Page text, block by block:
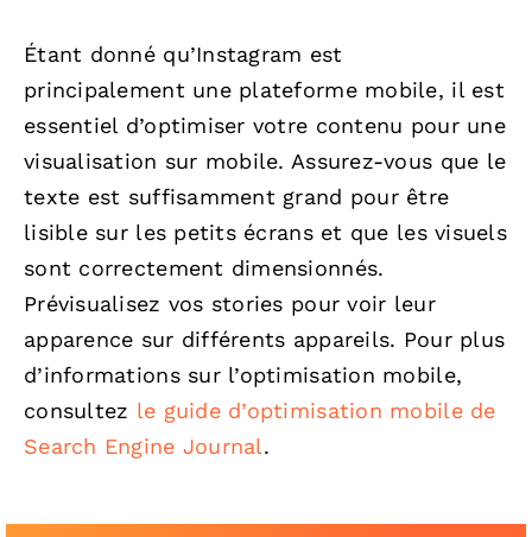
Étant donné qu’Instagram est
principalement une plateforme mobile, il est
essentiel d’optimiser votre contenu pour une
visualisation sur mobile. Assurez-vous que le
texte est suffisamment grand pour être
lisible sur les petits écrans et que les visuels
sont correctement dimensionnés.
Prévisualisez vos stories pour voir leur
apparence sur différents appareils. Pour plus
d’informations sur l’optimisation mobile,
consultez le guide d’optimisation mobile de
Search Engine Journal.